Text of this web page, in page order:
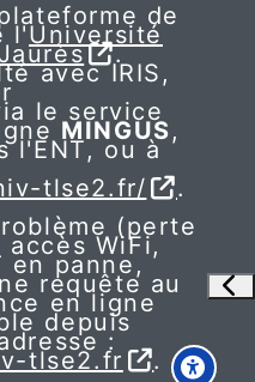
de
l'Université
.
avec IRIS,
le service
MINGUS,
l'ENT, ou à
tlse2.fr/
.
(perte
WiFi,
en panne,
requête au
en ligne
depuis
:
tlse2.fr .